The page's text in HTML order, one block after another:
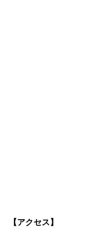
【アクセス】